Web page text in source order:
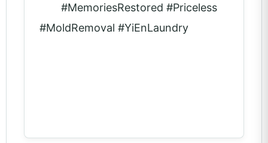
#MemoriesRestored #Priceless
#MoldRemoval #YiEnLaundry